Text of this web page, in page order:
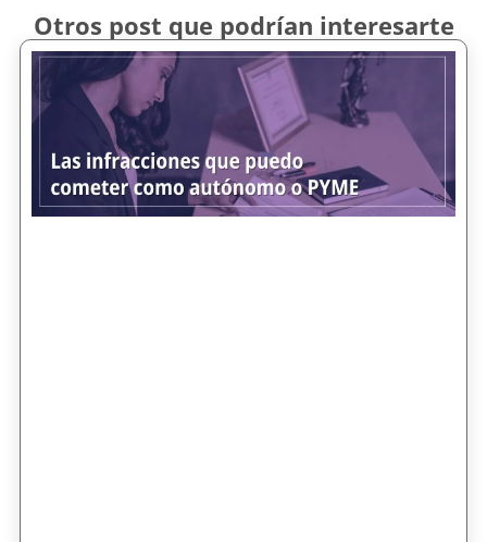
Otros post que podrían interesarte